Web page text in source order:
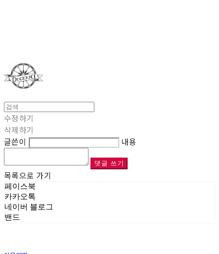
수정하기
삭제하기
글쓴이
내용
댓글 쓰기
목록으로 가기
페이스북
카카오톡
네이버 블로그
밴드